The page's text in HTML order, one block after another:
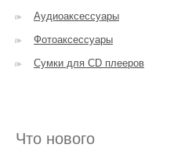
Аудиоаксессуары
Фотоаксессуары
Сумки для CD плееров
Что нового